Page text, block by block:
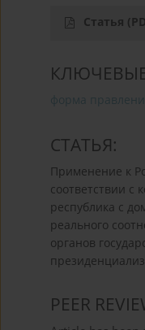
Статья
форма
СТАТЬЯ:
Применение к
соответствии с
республика с
реального
органов
PEER